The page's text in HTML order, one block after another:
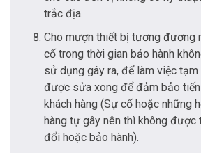
trắc địa.
Cho mượn thiết bị tương đương
cố trong thời gian bảo hành
sử dụng gây ra, để làm việc
được sửa xong để đảm bảo
khách hàng (Sự cố hoặc những
hàng tự gây nên thì không được
đổi hoặc bảo hành).